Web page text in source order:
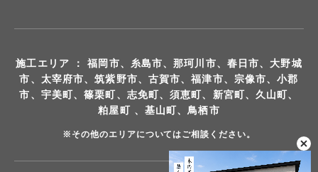
施工エリア ： 福岡市、糸島市、那珂川市、春日市、大野城
市、太宰府市、筑紫野市、古賀市、福津市、宗像市、小郡
市、宇美町、篠栗町、志免町、須恵町、新宮町、久山町、
粕屋町 、基山町、鳥栖市
※その他のエリアについてはご相談ください。